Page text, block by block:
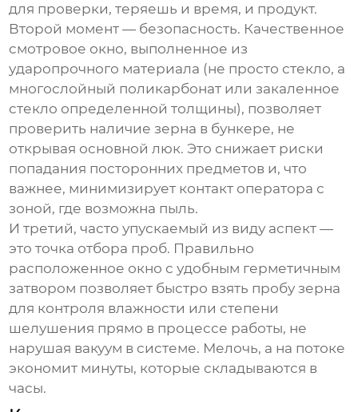
для проверки, теряешь и время, и продукт.
Второй момент — безопасность. Качественное
смотровое окно, выполненное из
ударопрочного материала (не просто стекло, а
многослойный поликарбонат или закаленное
стекло определенной толщины), позволяет
проверить наличие зерна в бункере, не
открывая основной люк. Это снижает риски
попадания посторонних предметов и, что
важнее, минимизирует контакт оператора с
зоной, где возможна пыль.
И третий, часто упускаемый из виду аспект —
это точка отбора проб. Правильно
расположенное окно с удобным герметичным
затвором позволяет быстро взять пробу зерна
для контроля влажности или степени
шелушения прямо в процессе работы, не
нарушая вакуум в системе. Мелочь, а на потоке
экономит минуты, которые складываются в
часы.